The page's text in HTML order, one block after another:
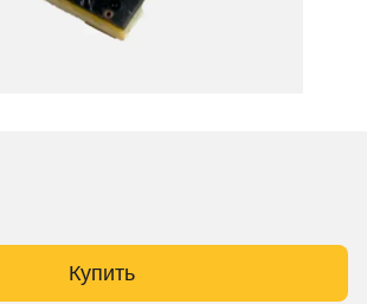
Купить